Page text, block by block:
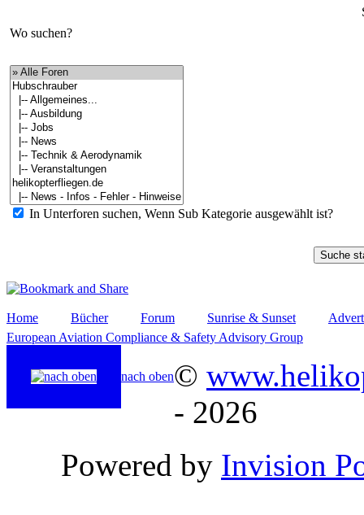
Wo suchen?
In Unterforen suchen, Wenn Sub Kategorie ausgewählt ist?
Home Bücher Forum Sunrise & Sunset
European Aviation Compliance & Safety Advisory Group
nach oben©
- 2026
Powered by Invision